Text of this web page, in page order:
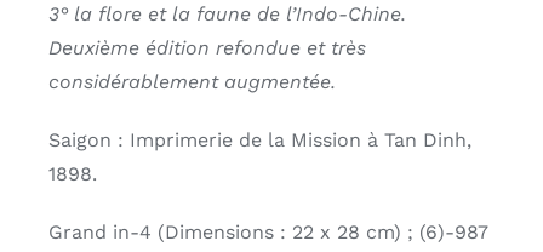
3° la flore et la faune de l’Indo-Chine.
Deuxième édition refondue et très
considérablement augmentée.
Saigon : Imprimerie de la Mission à Tan Dinh,
1898.
Grand in-4 (Dimensions : 22 x 28 cm) ; (6)-987